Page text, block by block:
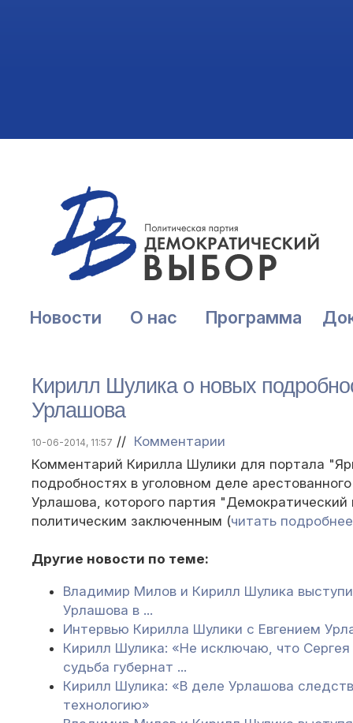
Новости О нас Программа
Кирилл Шулика о новых
Урлашова
10-06-2014, 11:57 // Комментарии
Комментарий Кирилла Шулики для портала
подробностях в уголовном деле
Урлашова, которого партия "Демократический
политическим заключенным (читать подробнее
Другие новости по теме:
Владимир Милов и Кирилл Шулика
Урлашова в ...
Интервью Кирилла Шулики с Евгением
Кирилл Шулика: «Не исключаю, что Сергея
судьба губернат ...
Кирилл Шулика: «В деле Урлашова
технологию»